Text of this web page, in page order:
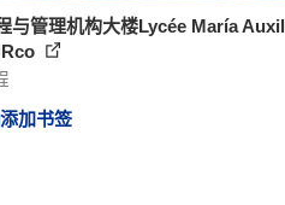
与管理机构大楼Lycée María
添加书签